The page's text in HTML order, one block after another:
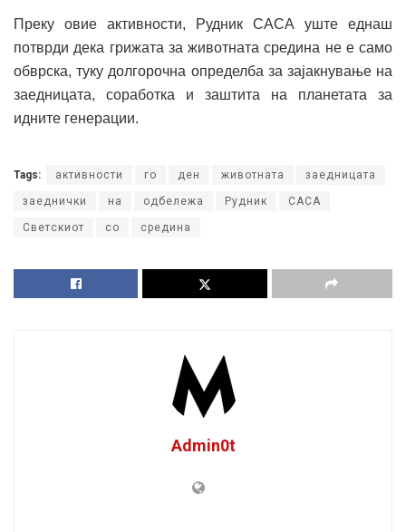
Преку овие активности, Рудник САСА уште еднаш
потврди дека грижата за животната средина не е само
обврска, туку долгорочна определба за зајакнување на
заедницата, соработка и заштита на планетата за
идните генерации.
Tags: активности го ден животната заедницата
заеднички на одбележа Рудник САСА
Светскиот со средина
Admin0t